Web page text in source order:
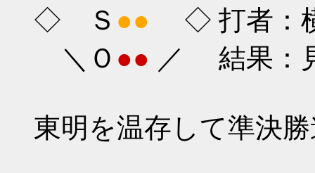
◇ Ｓ ●● ◇ 打者：
＼Ｏ ●● ／ 結果：
東明を温存して準決